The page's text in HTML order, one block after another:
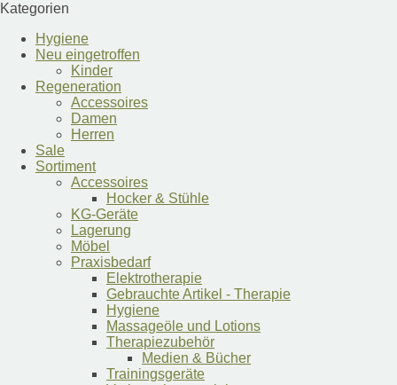
Optionen
können
Produktseite
gewählt
Kategorien
Hygiene
Neu eingetroffen
Kinder
Regeneration
Accessoires
Damen
Herren
Sale
Sortiment
Accessoires
Hocker & Stühle
KG-Geräte
Lagerung
Möbel
Praxisbedarf
Elektrotherapie
Gebrauchte Artikel - Therapie
Hygiene
Massageöle und Lotions
Therapiezubehör
Medien & Bücher
Trainingsgeräte